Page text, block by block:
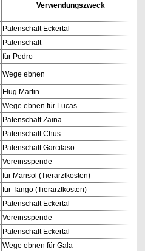
Verwendungszweck
Patenschaft Eckertal
Patenschaft
für Pedro
Wege ebnen
Flug Martin
Wege ebnen für Lucas
Patenschaft Zaina
Patenschaft Chus
Patenschaft Garcilaso
Vereinsspende
für Marisol (Tierarztkosten)
für Tango (Tierarztkosten)
Patenschaft Eckertal
Vereinsspende
Patenschaft Eckertal
Wege ebnen für Gala